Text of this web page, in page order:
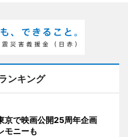
ンキング
京で映画公開25周年企画
モニーも